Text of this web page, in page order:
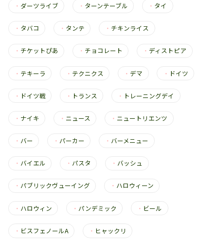
・ ダーツライブ ・ ターンテーブル ・ タイ
・ タバコ ・ タンテ ・ チキンライス
・ チケットぴあ ・ チョコレート ・ ディストピア
・ テキーラ ・ テクニクス ・ デマ ・ ドイツ
・ ドイツ戦 ・ トランス ・ トレーニングデイ
・ ナイキ ・ ニュース ・ ニュートリエンツ
・ バー ・ パーカー ・ バーメニュー
・ バイエル ・ パスタ ・ バッシュ
・ パブリックヴューイング ・ ハロウィーン
・ ハロウィン ・ パンデミック ・ ビール
・ ビスフェノールA ・ ヒャックリ